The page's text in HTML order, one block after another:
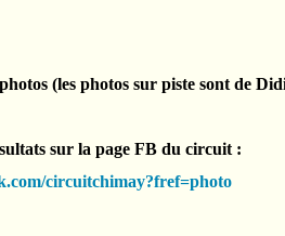
(les photos sur piste sont de
sur la page FB du circuit :
circuitchimay?fref=photo